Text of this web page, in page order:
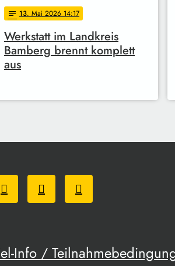
notes 13. Mai 2026 14:17
Werkstatt im Landkreis
Bamberg brennt komplett
aus
Info /